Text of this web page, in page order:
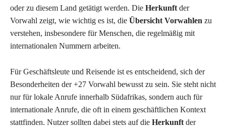
oder zu diesem Land getätigt werden. Die Herkunft der
Vorwahl zeigt, wie wichtig es ist, die Übersicht Vorwahlen zu
verstehen, insbesondere für Menschen, die regelmäßig mit
internationalen Nummern arbeiten.
Für Geschäftsleute und Reisende ist es entscheidend, sich der
Besonderheiten der +27 Vorwahl bewusst zu sein. Sie steht nicht
nur für lokale Anrufe innerhalb Südafrikas, sondern auch für
internationale Anrufe, die oft in einem geschäftlichen Kontext
stattfinden. Nutzer sollten dabei stets auf die Herkunft der